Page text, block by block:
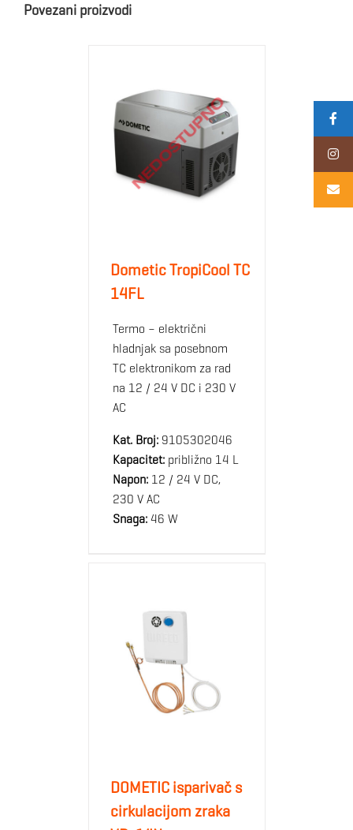
Povezani proizvodi
Dometic TropiCool TC
14FL
Termo – električni
hladnjak sa posebnom
TC elektronikom za rad
na 12 / 24 V DC i 230 V
AC
Kat. Broj:9105302046
Kapacitet:približno 14 L
Napon:12 / 24 V DC,
230 V AC
Snaga:46 W
DOMETIC isparivač s
cirkulacijom zraka